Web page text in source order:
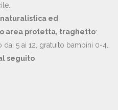
ed
area protetta, traghetto:
5 ai 12, gratuito bambini 0-4.
seguito